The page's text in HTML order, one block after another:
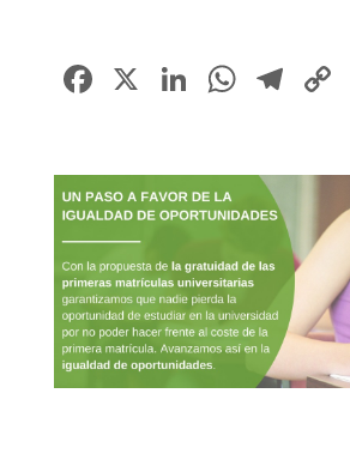
Facebook
X LinkedIn